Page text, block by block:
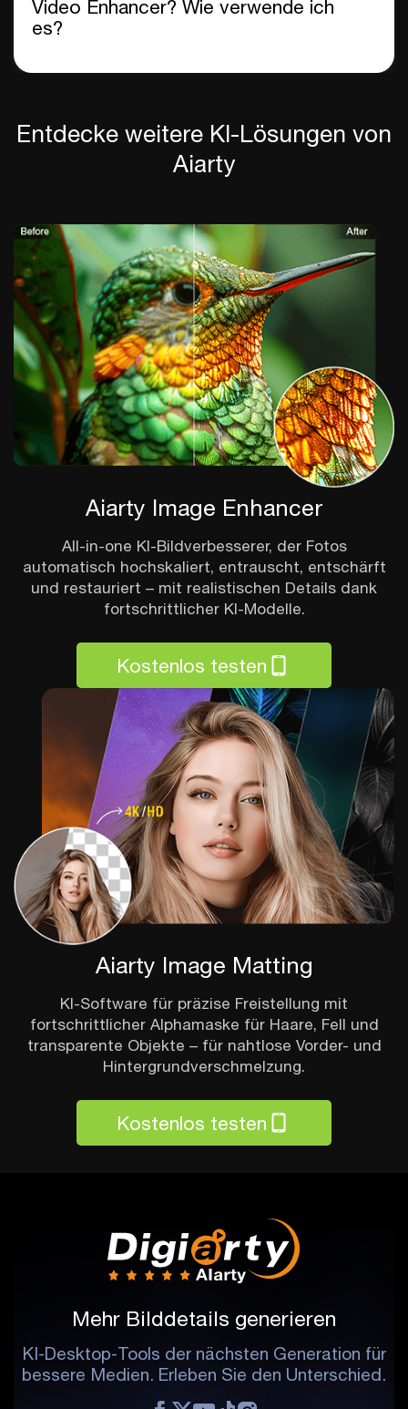
Video Enhancer? Wie verwende ich
es?
Entdecke weitere KI-Lösungen von
Aiarty
Aiarty Image Enhancer
All-in-one KI-Bildverbesserer, der Fotos
automatisch hochskaliert, entrauscht, entschärft
und restauriert – mit realistischen Details dank
fortschrittlicher KI-Modelle.
Kostenlos testen
Aiarty Image Matting
KI-Software für präzise Freistellung mit
fortschrittlicher Alphamaske für Haare, Fell und
transparente Objekte – für nahtlose Vorder- und
Hintergrundverschmelzung.
Kostenlos testen
Mehr Bilddetails generieren
KI-Desktop-Tools der nächsten Generation für
bessere Medien. Erleben Sie den Unterschied.